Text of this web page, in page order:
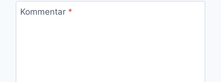
Kommentar *